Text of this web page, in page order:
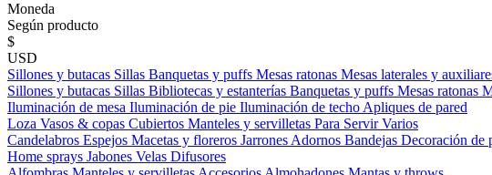
Moneda
Según producto
$
USD
Sillones y butacas Sillas Banquetas y puffs Mesas ratonas Mesas laterales y
Sillones y butacas Sillas Bibliotecas y estanterías Banquetas y puffs Mesas ratonas
Iluminación de mesa Iluminación de pie Iluminación de techo Apliques de pared
Loza Vasos & copas Cubiertos Manteles y servilletas Para ServirVarios
Candelabros Espejos Macetas y floreros Jarrones Adornos Bandejas Decoración de
Home sprays Jabones Velas Difusores